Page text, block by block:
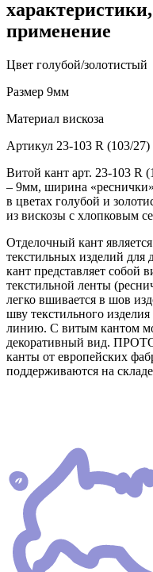
применение
Цвет голубой/золотистый
Размер 9мм
Материал вискоза
Артикул 23-103 R (103/27)
Витой кант арт. 23-103 R
– 9мм, ширина
в цветах голубой и
из вискозы с хлопковым
Отделочный кант
текстильных изделий
кант представляет
текстильной ленты
легко вшивается в шов
шву текстильного
линию. С витым кантом
декоративный вид.
канты от европейских
поддерживаются на